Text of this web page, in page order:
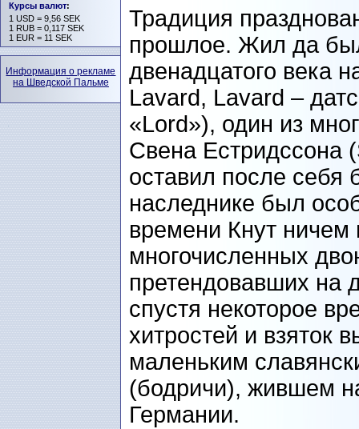
Традиция
прошлое. Жил да
двенадцатого века
Lavard, Lavard –
«Lord»), один из
Свена Естридссона
оставил после себя
наследнике был
времени Кнут
многочисленных
претендовавших на
спустя некоторое
хитростей и взяток
маленьким
(бодричи), жившем
Германии.
Курсы валют:
1 USD = 9,56 SEK
1 RUB = 0,117 SEK
1 EUR = 11 SEK
Информация о рекламе
на Шведской Пальме